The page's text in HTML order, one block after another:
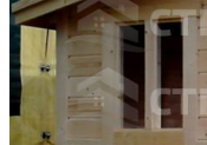
Контакты